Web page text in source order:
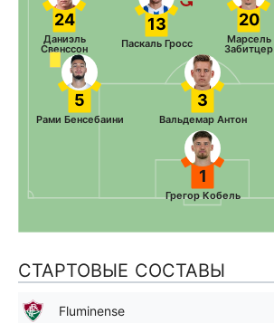
1
Грегор Кобель
5
Рами Бенсебаини
3
Вальдемар Антон
24
Даниэль
Свенссон
13
Паскаль Гросс
20
Марсель
Забитцер
СТАРТОВЫЕ СОСТАВЫ
Fluminense